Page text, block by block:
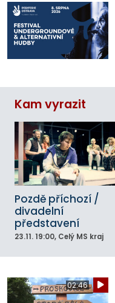
Kam vyrazit
Pozdě příchozí /
divadelní
představení
23.11. 19:00, Celý MS kraj
02:46